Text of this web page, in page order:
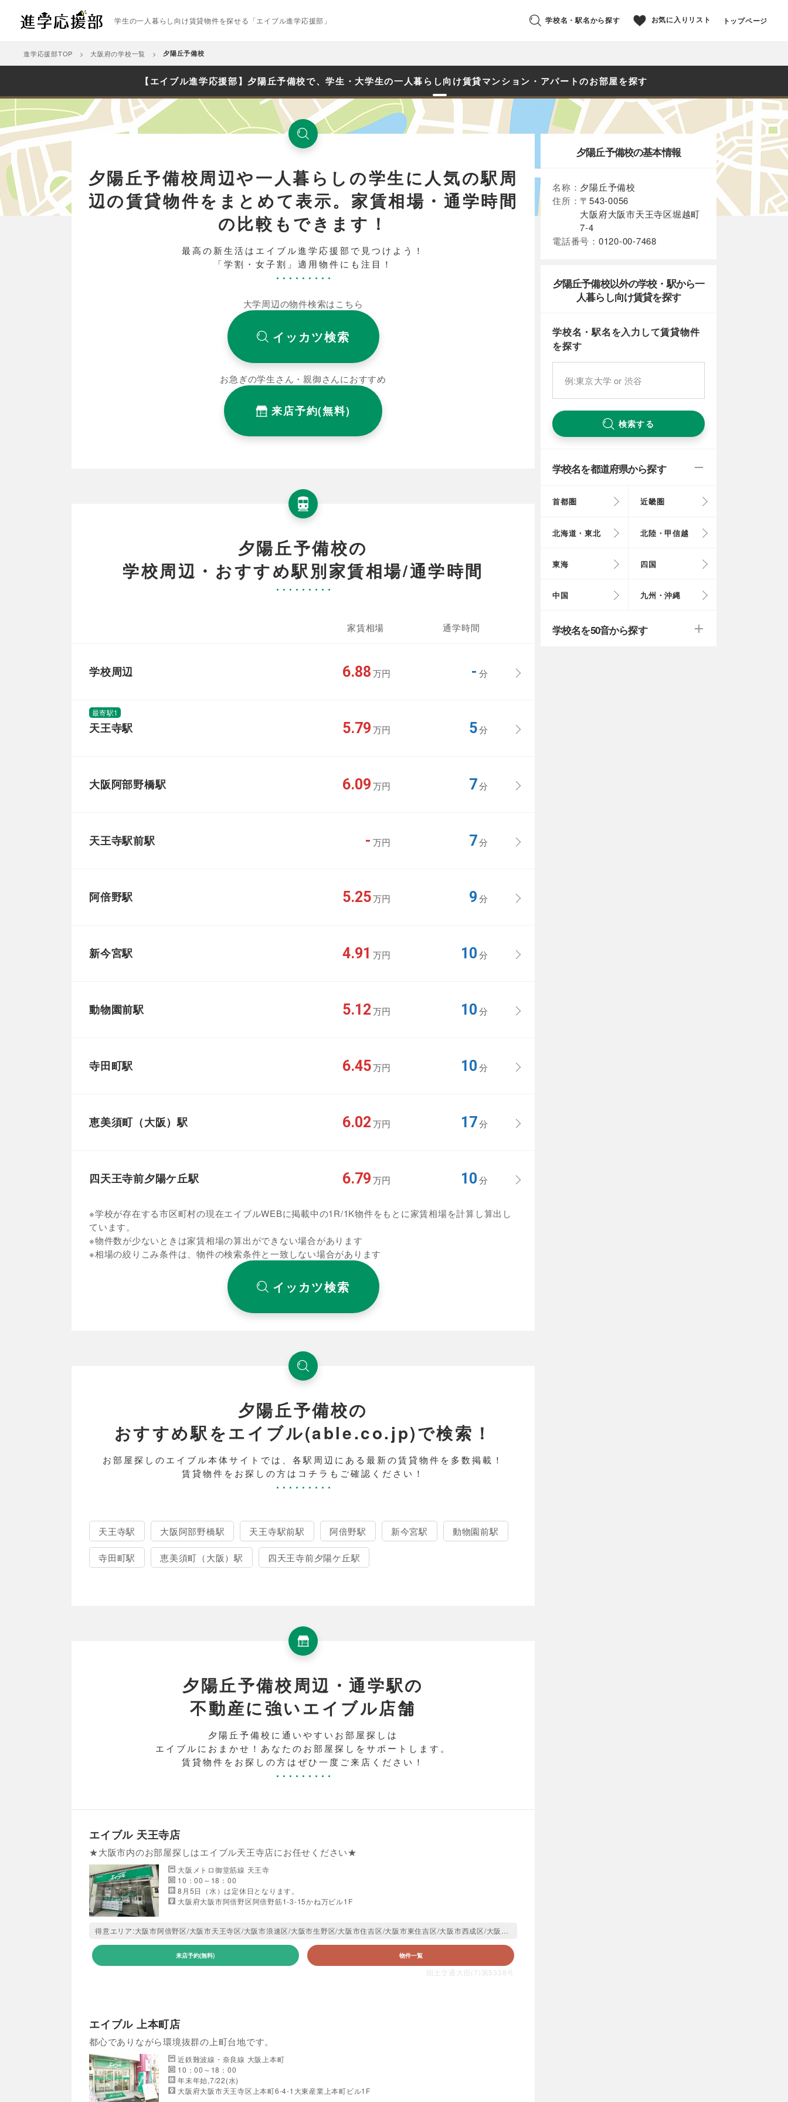
学生の一人暮らし向け賃貸物件を探せる「エイブル進学応援部」 学校名・駅名から探す お気に入りリスト トップページ
進学応援部TOP 大阪府の学校一覧 夕陽丘予備校
【エイブル進学応援部】夕陽丘予備校で、学生・大学生の一人暮らし向け賃貸マンション・アパートのお部屋を探す
夕陽丘予備校周辺や一人暮らしの学生に人気の駅周
辺の賃貸物件をまとめて表示。家賃相場・通学時間
の比較もできます！
最高の新生活はエイブル進学応援部で見つけよう！
「学割・女子割」適用物件にも注目！
大学周辺の物件検索はこちら
イッカツ検索
お急ぎの学生さん・親御さんにおすすめ
来店予約(無料)
夕陽丘予備校の
学校周辺・おすすめ駅別家賃相場/通学時間
家賃相場 通学時間
学校周辺 6.88万円 - 分
最寄駅1
天王寺駅 5.79万円 5分
大阪阿部野橋駅 6.09万円 7分
天王寺駅前駅 - 万円 7分
阿倍野駅 5.25万円 9分
新今宮駅 4.91 万円 10分
動物園前駅 5.12万円 10分
寺田町駅 6.45万円 10分
恵美須町（大阪）駅 6.02万円 17分
四天王寺前夕陽ケ丘駅 6.79万円 10分
※学校が存在する市区町村の現在エイブルWEBに掲載中の1R/1K物件をもとに家賃相場を計算し算出し
ています。
※物件数が少ないときは家賃相場の算出ができない場合があります
※相場の絞りこみ条件は、物件の検索条件と一致しない場合があります
イッカツ検索
夕陽丘予備校の
おすすめ駅をエイブル(able.co.jp)で検索！
お部屋探しのエイブル本体サイトでは、各駅周辺にある最新の賃貸物件を多数掲載！
賃貸物件をお探しの方はコチラもご確認ください！
天王寺駅 大阪阿部野橋駅 天王寺駅前駅 阿倍野駅 新今宮駅 動物園前駅
寺田町駅 恵美須町（大阪）駅 四天王寺前夕陽ケ丘駅
夕陽丘予備校周辺・通学駅の
不動産に強いエイブル店舗
夕陽丘予備校に通いやすいお部屋探しは
エイブルにおまかせ！あなたのお部屋探しをサポートします。
賃貸物件をお探しの方はぜひ一度ご来店ください！
エイブル 天王寺店
★大阪市内のお部屋探しはエイブル天王寺店にお任せください★
大阪メトロ御堂筋線 天王寺
10：00～18：00
8月5日（水）は定休日となります。
大阪府大阪市阿倍野区阿倍野筋1-3-15かね万ビル1F
来店予約(無料) 物件一覧
国土交通大臣(7)第5338号
エイブル 上本町店
都心でありながら環境抜群の上町台地です。
近鉄難波線・奈良線 大阪上本町
10：00～18：00
年末年始,7/22(水)
大阪府大阪市天王寺区上本町6-4-1大東産業上本町ビル1F
夕陽丘予備校の基本情報
名称： 夕陽丘予備校
住所： 〒543-0056
大阪府大阪市天王寺区堀越町
7-4
電話番号： 0120-00-7468
夕陽丘予備校以外の学校・駅から一
人暮らし向け賃貸を探す
学校名・駅名を入力して賃貸物件
を探す
検索する
学校名を都道府県から探す
首都圏 近畿圏
北海道・東北 北陸・甲信越
東海 四国
中国 九州・沖縄
学校名を50音から探す